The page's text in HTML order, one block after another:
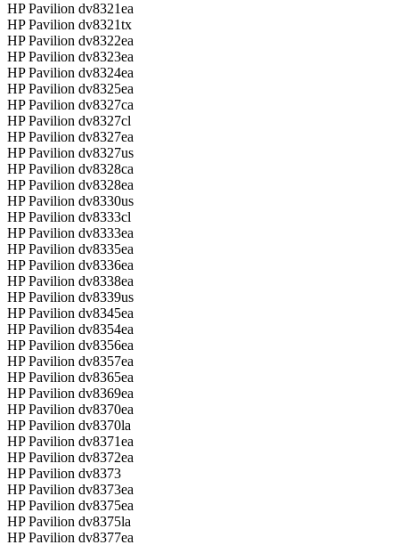
HP Pavilion dv8321ea
HP Pavilion dv8321tx
HP Pavilion dv8322ea
HP Pavilion dv8323ea
HP Pavilion dv8324ea
HP Pavilion dv8325ea
HP Pavilion dv8327ca
HP Pavilion dv8327cl
HP Pavilion dv8327ea
HP Pavilion dv8327us
HP Pavilion dv8328ca
HP Pavilion dv8328ea
HP Pavilion dv8330us
HP Pavilion dv8333cl
HP Pavilion dv8333ea
HP Pavilion dv8335ea
HP Pavilion dv8336ea
HP Pavilion dv8338ea
HP Pavilion dv8339us
HP Pavilion dv8345ea
HP Pavilion dv8354ea
HP Pavilion dv8356ea
HP Pavilion dv8357ea
HP Pavilion dv8365ea
HP Pavilion dv8369ea
HP Pavilion dv8370ea
HP Pavilion dv8370la
HP Pavilion dv8371ea
HP Pavilion dv8372ea
HP Pavilion dv8373
HP Pavilion dv8373ea
HP Pavilion dv8375ea
HP Pavilion dv8375la
HP Pavilion dv8377ea